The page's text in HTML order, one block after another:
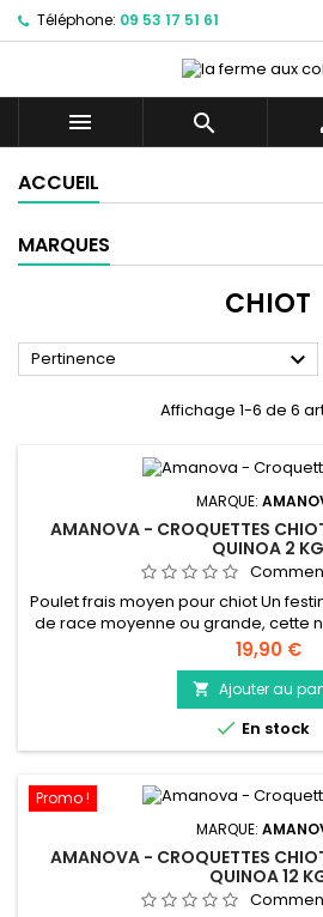
Téléphone: 09 53 17 51 61
 
ACCUEIL
MARQUES
CHIOT
Pertinence 
Affichage 1-6 de 6
MARQUE:
AMANOVA - CROQUETTES
QUINOA 2 KG
Poulet frais moyen pour chiot Un
de race moyenne ou grande, cette
qualité supérieure est riche en
et préparée uniquement à partir du
plus savoureux. Créée dans notre
recette délicieusement nutritive
Prix
19,90 €
 Ajouter au
 En stock
Promo !
MARQUE:
AMANOVA - CROQUETTES
QUINOA 12